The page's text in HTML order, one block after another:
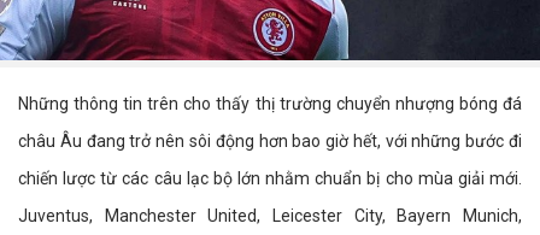
Những thông tin trên cho thấy thị trường chuyển nhượng bóng đá
châu Âu đang trở nên sôi động hơn bao giờ hết, với những bước đi
chiến lược từ các câu lạc bộ lớn nhằm chuẩn bị cho mùa giải mới.
Juventus, Manchester United, Leicester City, Bayern Munich,